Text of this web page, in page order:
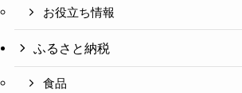
お役立ち情報
ふるさと納税
食品